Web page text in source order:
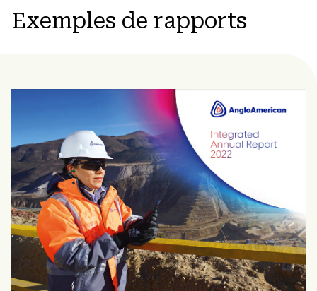
Exemples de rapports